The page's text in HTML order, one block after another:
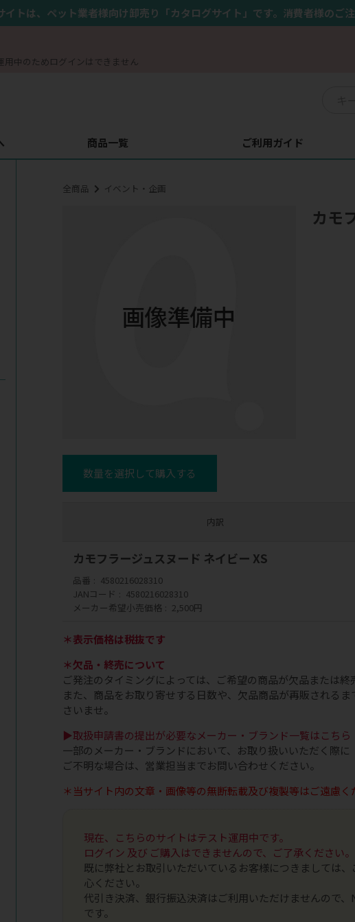
イトは、ペット業者様向け卸売り「カタログサイト」です。消費者様のご
中のためログインはできません
商品一覧 ご利用ガイド
全商品 イベント・企画
カモ
数量を選択して購入する
内訳
カモフラージュスヌード ネイビー XS
品番
4580216028310
JANコード
4580216028310
メーカー希望小売価格
2,500円
＊表示価格は税抜です
＊欠品・終売について
ご発注のタイミングによっては、ご希望の商品が欠品または終
また、商品をお取り寄せする日数や、欠品商品が再販される
さいませ。
▶取扱申請書の提出が必要なメーカー・ブランド一覧はこちら
一部のメーカー・ブランドにおいて、お取り扱いいただく際に
ご不明な場合は、営業担当までお問い合わせください。
＊当サイト内の文章・画像等の無断転載及び複製等はご遠慮く
現在、こちらのサイトはテスト運用中です。
ログイン 及び ご購入はできませんので、ご了承ください。
既に弊社とお取引いただいているお客様につきましては
心ください。
代引き決済、銀行振込決済はご利用いただけませんので
です。